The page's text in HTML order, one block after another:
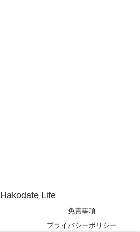
Hakodate Life
免責事項
プライバシーポリシー